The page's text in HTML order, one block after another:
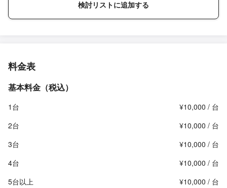
検討リストに追加する
料金表
基本料金（税込）
1台
¥10,000 / 台
2台
¥10,000 / 台
3台
¥10,000 / 台
4台
¥10,000 / 台
5台以上
¥10,000 / 台